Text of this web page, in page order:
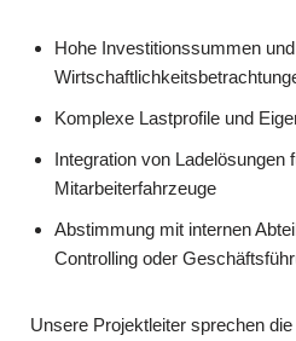
Hohe Investitionssummen
Komplexe Lastprofile und
Integration von Ladelösungen
Mitarbeiterfahrzeuge
Abstimmung mit internen
Controlling oder
Unsere Projektleiter sprechen